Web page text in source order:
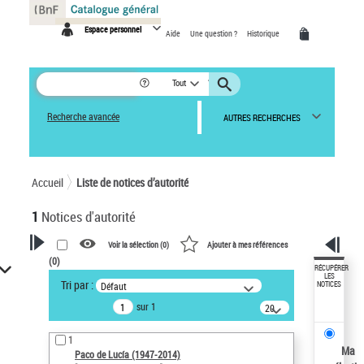
Espace personnel Aide Une question ? Historique
Tout
Recherche avancée AUTRES RECHERCHES
Accueil Liste de notices d’autorité
1 Notices d'autorité
VOTRE RECHERCHE
Recherche avancée dans les
notices d’autorité
Œuvres liées à l'auteur :
Paco de Lucía (1947-2014)
Voir la sélection (0) Ajouter à mes références
(0)
Tri par : Défaut
sur 1
20
résultats/page
1
Paco de Lucía (1947-2014)
RÉCUPÉRER
LES
NOTICES
Ma
Panneau de gestion des cookies